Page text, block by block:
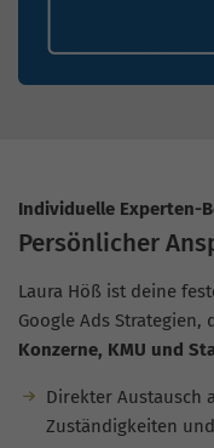
Individuelle Experten-
Persönlicher
Laura Höß ist deine
Google Ads Strategien,
Konzerne, KMU und
Direkter Austausch
Zuständigkeiten